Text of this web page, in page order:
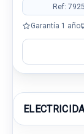
Ref:
Garantía 1 año